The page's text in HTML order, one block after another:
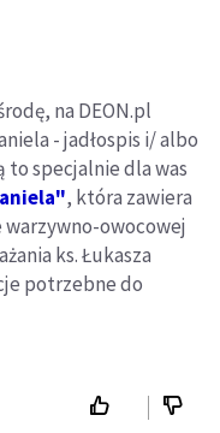
na DEON.pl
- jadłospis i/ albo
to specjalnie dla was
, która zawiera
owocowej
ks. Łukasza
potrzebne do